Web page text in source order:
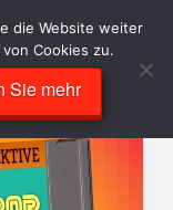
die Website weiter
Cookies zu.
Sie mehr